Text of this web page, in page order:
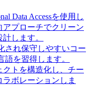
Data Accessを使用し
プローチでクリーン
します。
され保守しやすいコー
語を習得します。
クトを構造化し、チー
ボレーションしま